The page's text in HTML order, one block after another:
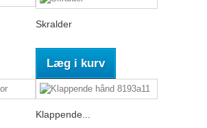
Skralder
Læg i kurv
Klappende...